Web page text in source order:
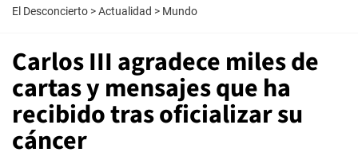
El Desconcierto >Actualidad > Mundo
Carlos III agradece miles de
cartas y mensajes que ha
recibido tras oficializar su
cáncer